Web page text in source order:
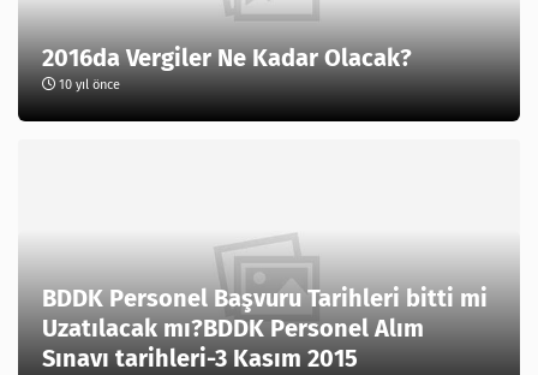
2016da Vergiler Ne Kadar Olacak?
10 yıl önce
BDDK Personel Başvuru Tarihleri bitti mi
Uzatılacak mı?BDDK Personel Alım
Sınavı tarihleri-3 Kasım 2015